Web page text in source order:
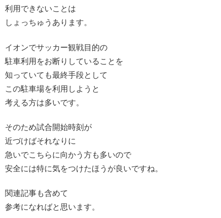
利用できないことは
しょっちゅうあります。
イオンでサッカー観戦目的の
駐車利用をお断りしていることを
知っていても最終手段として
この駐車場を利用しようと
考える方は多いです。
そのため試合開始時刻が
近づけばそれなりに
急いでこちらに向かう方も多いので
安全には特に気をつけたほうが良いですね。
関連記事も含めて
参考になればと思います。